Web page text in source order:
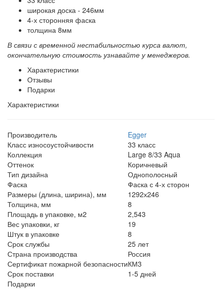
широкая доска - 246мм
4-х сторонняя фаска
толщина 8мм
В связи с временной нестабильностью курса валют,
окончательную стоимость узнавайте у менеджеров.
Характеристики
Отзывы
Подарки
Характеристики
Производитель
Egger
Класс износоустойчивости
33 класс
Коллекция
Large 8/33 Aqua
Оттенок
Коричневый
Тип дизайна
Однополосный
Фаска
Фаска с 4-х сторон
Размеры (длина, ширина), мм
1292х246
Толщина, мм
8
Площадь в упаковке, м2
2,543
Вес упаковки, кг
19
Штук в упаковке
8
Срок службы
25 лет
Страна производства
Россия
Сертификат пожарной безопасностиКМ3
Срок поставки
1-5 дней
Подарки